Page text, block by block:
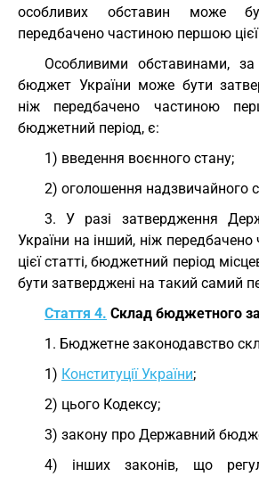
особливих обставин може
передбачено частиною першою цієї
Особливими обставинами,
бюджет України може бути
ніж передбачено частиною
бюджетний період, є:
1) введення воєнного стану;
2) оголошення надзвичайного
3. У разі затвердження
України на інший, ніж
цієї статті, бюджетний період
бути затверджені на такий самий
Стаття 4. Склад бюджетного
1. Бюджетне законодавство
1) Конституції України;
2) цього Кодексу;
3) закону про Державний
4) інших законів, що